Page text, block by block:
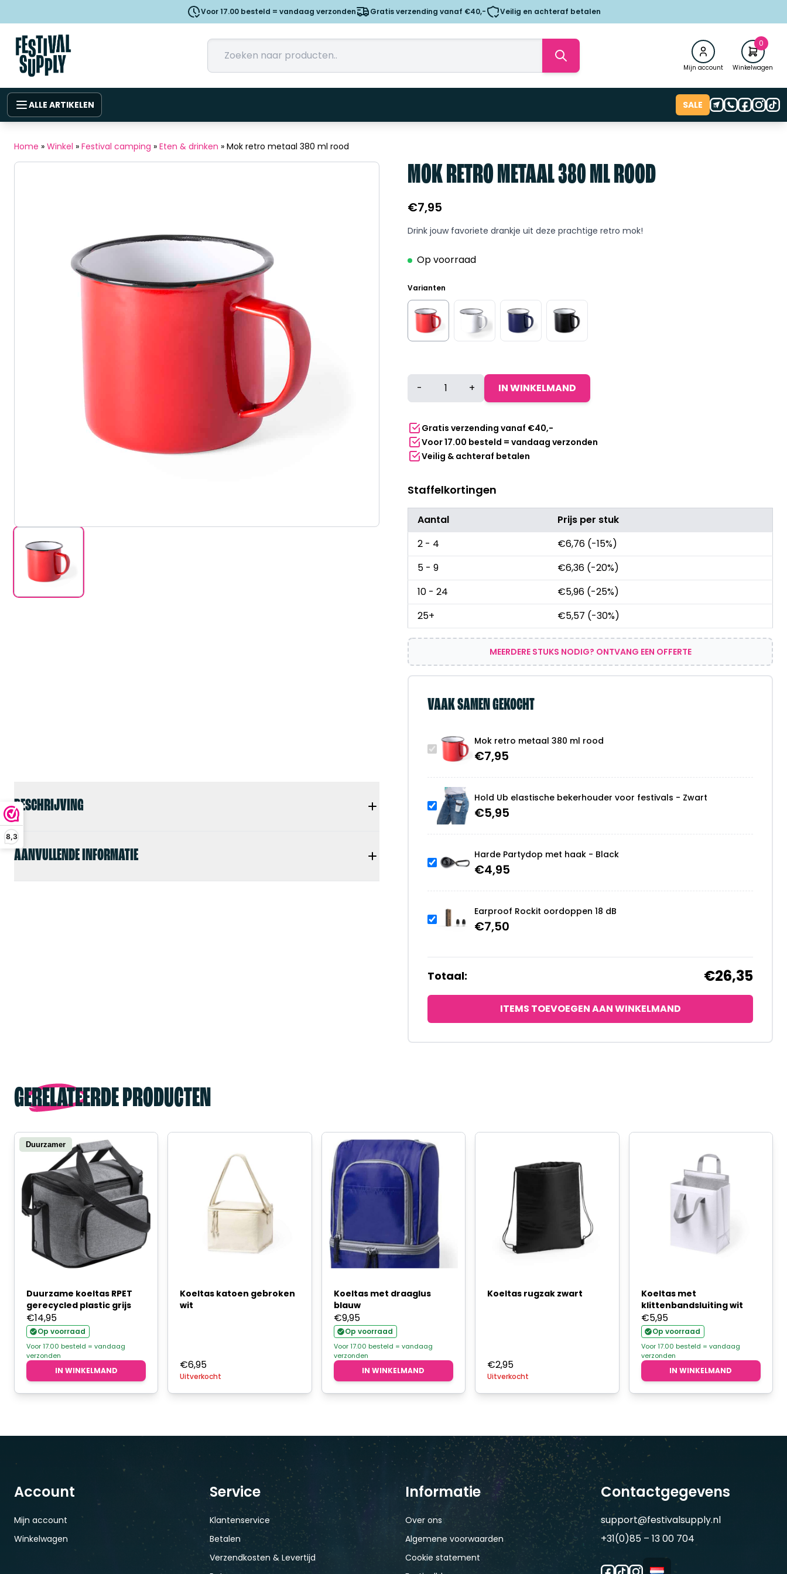
8,3
Voor 17.00 besteld = vandaag verzonden Gratis verzending vanaf €40,- Veilig en achteraf betalen
Mijn account
0
Winkelwagen
ALLE ARTIKELEN SALE
Home » Winkel » Festival camping » Eten & drinken » Mok retro metaal 380 ml rood
BESCHRIJVING
AANVULLENDE INFORMATIE
MOK RETRO METAAL 380 ML ROOD
€7,95
Drink jouw favoriete drankje uit deze prachtige retro mok!
Op voorraad
Varianten
Mok
380
ml
rood
aantal
- + IN WINKELMAND
Gratis verzending vanaf €40,-
Voor 17.00 besteld = vandaag verzonden
Veilig & achteraf betalen
Staffelkortingen
Aantal
Prijs per stuk
2 - 4
€6,76 (-15%)
5 - 9
€6,36 (-20%)
10 - 24
€5,96 (-25%)
25+
€5,57 (-30%)
MEERDERE STUKS NODIG? ONTVANG EEN OFFERTE
VAAK SAMEN GEKOCHT
Mok retro metaal 380 ml rood
€7,95
Hold Ub elastische bekerhouder voor festivals - Zwart
€5,95
Harde Partydop met haak - Black
€4,95
Earproof Rockit oordoppen 18 dB
€7,50
Totaal: €26,35
ITEMS TOEVOEGEN AAN WINKELMAND
GERELATEERDE PRODUCTEN
Duurzamer
Duurzame koeltas RPET
gerecycled plastic grijs
€14,95
Op voorraad
Voor 17.00 besteld = vandaag
verzonden
IN WINKELMAND
Koeltas katoen gebroken
wit
€6,95
Uitverkocht
Koeltas met draaglus
blauw
€9,95
Op voorraad
Voor 17.00 besteld = vandaag
verzonden
IN WINKELMAND
Koeltas rugzak zwart
€2,95
Uitverkocht
Koeltas met
klittenbandsluiting wit
€5,95
Op voorraad
Voor 17.00 besteld = vandaag
verzonden
IN WINKELMAND
Account
Mijn account
Winkelwagen
Service
Klantenservice
Betalen
Verzendkosten & Levertijd
Informatie
Over ons
Algemene voorwaarden
Cookie statement
Contactgegevens
support@festivalsupply.nl
+31(0)85 – 13 00 704